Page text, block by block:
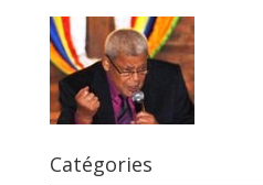
Catégories